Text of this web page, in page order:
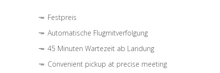
Festpreis
Automatische Flugmitverfolgung
45 Minuten Wartezeit ab Landung
Convenient pickup at precise meeting